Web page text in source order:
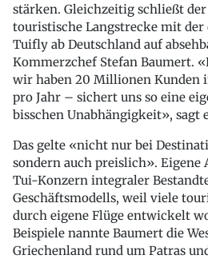
stärken. Gleichzeitig schließt
touristische Langstrecke mit der
Tuifly ab Deutschland auf
Kommerzchef Stefan Baumert.
wir haben 20 Millionen Kunden
pro Jahr – sichert uns so eine
bisschen Unabhängigkeit», sagt
Das gelte «nicht nur bei
sondern auch preislich». Eigene
Tui-Konzern integraler
Geschäftsmodells, weil viele
durch eigene Flüge entwickelt
Beispiele nannte Baumert die
Griechenland rund um Patras